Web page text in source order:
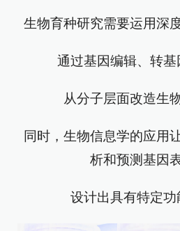
生物育种研究需要运用深
通过基因编辑、转
从分子层面改造生
同时，生物信息学的应用
析和预测基因
设计出具有特定